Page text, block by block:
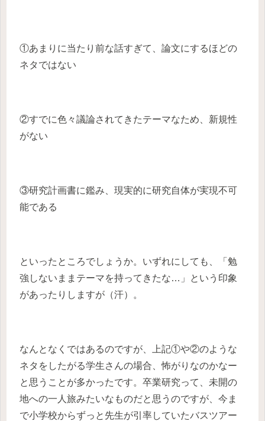
①あまりに当たり前な話すぎて、論文にするほどの
ネタではない
②すでに色々議論されてきたテーマなため、新規性
がない
③研究計画書に鑑み、現実的に研究自体が実現不可
能である
といったところでしょうか。いずれにしても、「勉
強しないままテーマを持ってきたな…」という印象
があったりしますが（汗）。
なんとなくではあるのですが、上記①や②のような
ネタをしたがる学生さんの場合、怖がりなのかなー
と思うことが多かったです。卒業研究って、未開の
地への一人旅みたいなものだと思うのですが、今ま
で小学校からずっと先生が引率していたバスツアー